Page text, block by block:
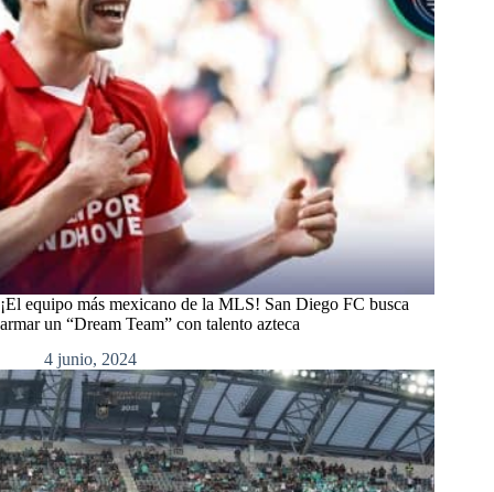
¡El equipo más mexicano de la MLS! San Diego FC busca
armar un “Dream Team” con talento azteca
4 junio, 2024